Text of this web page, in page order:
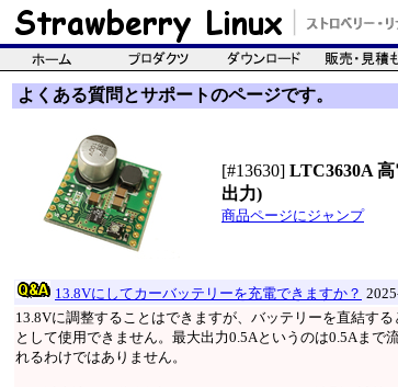
よくある質問とサポートのページです。
[#13630] LTC3630A
出力)
商品ページにジャンプ
13.8Vにしてカーバッテリーを充電できますか？
13.8Vに調整することはできますが、バッテリーを直結す
として使用できません。最大出力0.5Aというのは0.5Aまで
れるわけではありません。